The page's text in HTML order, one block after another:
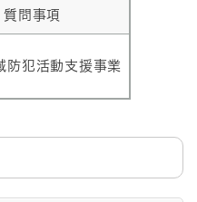
質問事項
防犯活動支援事業